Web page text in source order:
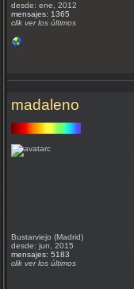
desde: ene, 2012
mensajes: 1365
clik ver los últimos
madaleno
Bustarviejo (Madrid)
desde: jun, 2015
mensajes: 5183
clik ver los últimos